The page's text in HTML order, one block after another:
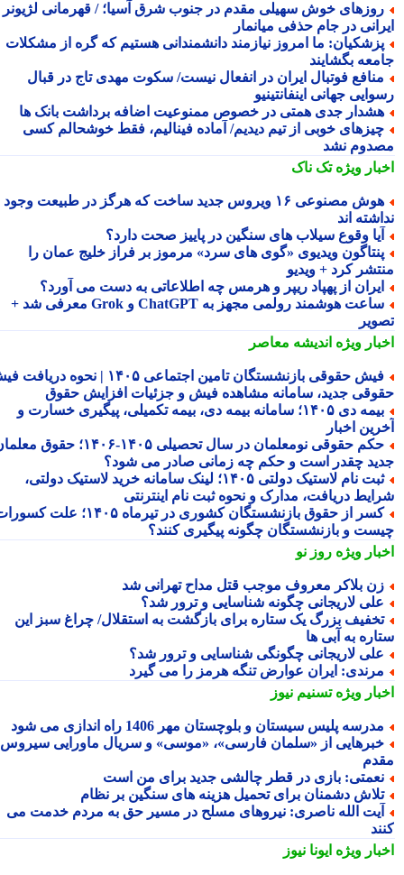
خوش سهیلی مقدم در جنوب شرق آسیا؛ / قهرمانی لژیونر
در جام حذفی میانمار
ما امروز نیازمند دانشمندانی هستیم که گره از مشکلات
بگشایند
فوتبال ایران در انفعال نیست/ سکوت مهدی تاج در قبال
جهانی اینفانتینیو
جدی همتی در خصوص ممنوعیت اضافه برداشت بانک ها
خوبی از تیم دیدیم/ آماده فینالیم، فقط خوشحالم کسی
نشد
ویژهتک ناک
هوش مصنوعی ۱۶ ویروس جدید ساخت که هرگز در طبیعت وجود
اند
وقوع سیلاب های سنگین در پاییز صحت دارد؟
ویدیوی «گوی های سرد» مرموز بر فراز خلیج عمان را
کرد + ویدیو
از پهپاد ریپر و هرمس چه اطلاعاتی به دست می آورد؟
ساعت هوشمند رولمی مجهز به ChatGPT و Grok معرفی شد +
ویژهاندیشه معاصر
فیش حقوقی بازنشستگان تامین اجتماعی ۱۴۰۵ | نحوه دریافت فیش
جدید، سامانه مشاهده فیش و جزئیات افزایش حقوق
بیمه دی ۱۴۰۵؛ سامانه بیمه دی، بیمه تکمیلی، پیگیری خسارت و
اخبار
حکم حقوقی نومعلمان در سال تحصیلی ۱۴۰۵-۱۴۰۶؛ حقوق معلمان
چقدر است و حکم چه زمانی صادر می شود؟
ثبت نام لاستیک دولتی ۱۴۰۵؛ لینک سامانه خرید لاستیک دولتی،
دریافت، مدارک و نحوه ثبت نام اینترنتی
کسر از حقوق بازنشستگان کشوری در تیرماه ۱۴۰۵؛ علت کسورات
و بازنشستگان چگونه پیگیری کنند؟
ویژهروز نو
بلاکر معروف موجب قتل مداح تهرانی شد
لاریجانی چگونه شناسایی و ترور شد؟
بزرگ یک ستاره برای بازگشت به استقلال/ چراغ سبز این
به آبی ها
لاریجانی چگونگی شناسایی و ترور شد؟
ایران عوارض تنگه هرمز را می گیرد
ویژهتسنیم نیوز
پلیس سیستان و بلوچستان مهر 1406 راه اندازی می شود
از «سلمان فارسی»، «موسی» و سریال ماورایی سیروس
بازی در قطر چالشی جدید برای من است
دشمنان برای تحمیل هزینه های سنگین بر نظام
الله ناصری: نیروهای مسلح در مسیر حق به مردم خدمت می
ویژهایونا نیوز